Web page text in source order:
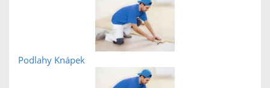
Podlahy Knápek